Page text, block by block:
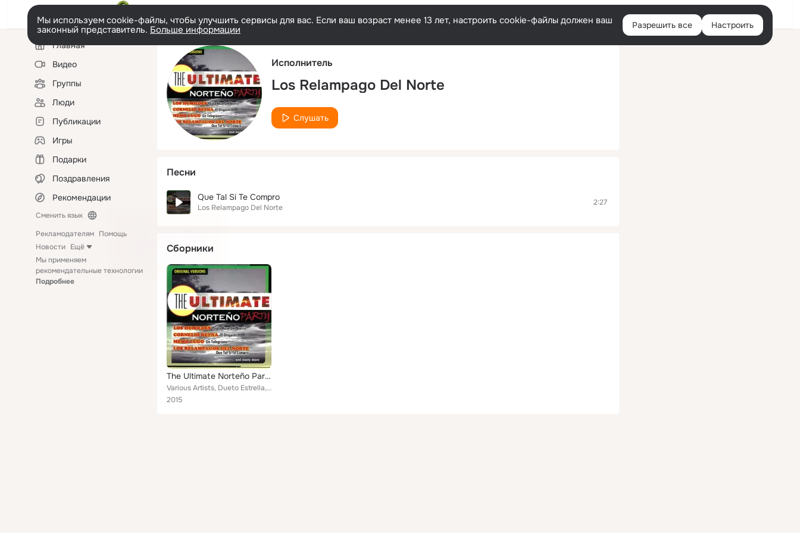
Русский Войти
Мы используем cookie-файлы, чтобы улучшить сервисы для вас. Если ваш возраст менее 13 лет, настроить cookie-файлы должен ваш
законный представитель. Больше информации Разрешить все Настроить
Левая
колонкаГлавная
Видео
Группы
Люди
Публикации
Игры
Подарки
Поздравления
Рекомендации
Сменить язык
Рекламодателям Помощь
Новости Ещё
Мы применяем
рекомендательные технологии
Подробнее
Исполнитель
Los Relampago Del Norte
Слушать
Песни
Que Tal Si Te Compro
Los Relampago Del Norte
2:27
Сборники
The Ultimate Norteño Party
Various Artists, Dueto Estrella, Nicasio Quintero, Los Relámpagos del Norte, Los Tequileros Del Norte, Los Relampago Del Norte, ...
2015